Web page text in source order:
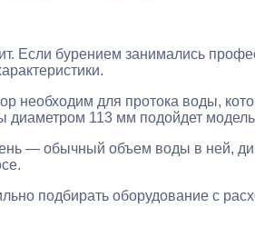
Если бурением занимались
для протока воды,
113 мм подойдет
— обычный объем воды в ней,
подбирать оборудование с